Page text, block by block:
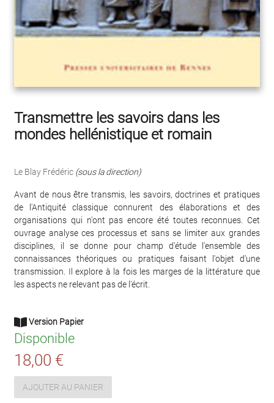
Transmettre les savoirs dans les
mondes hellénistique et romain
Le Blay Frédéric (sous la direction)
Avant de nous être transmis, les savoirs, doctrines et pratiques
de l'Antiquité classique connurent des élaborations et des
organisations qui n'ont pas encore été toutes reconnues. Cet
ouvrage analyse ces processus et sans se limiter aux grandes
disciplines, il se donne pour champ d'étude l'ensemble des
connaissances théoriques ou pratiques faisant l'objet d'une
transmission. Il explore à la fois les marges de la littérature que
les aspects ne relevant pas de l'écrit.
Version Papier
Disponible
18,00 €
AJOUTER AU PANIER